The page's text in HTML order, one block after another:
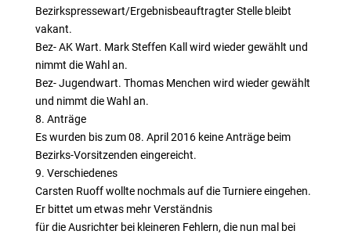
Bezirkspressewart/Ergebnisbeauftragter Stelle bleibt
vakant.
Bez- AK Wart. Mark Steffen Kall wird wieder gewählt und
nimmt die Wahl an.
Bez- Jugendwart. Thomas Menchen wird wieder gewählt
und nimmt die Wahl an.
8. Anträge
Es wurden bis zum 08. April 2016 keine Anträge beim
Bezirks-Vorsitzenden eingereicht.
9. Verschiedenes
Carsten Ruoff wollte nochmals auf die Turniere eingehen.
Er bittet um etwas mehr Verständnis
für die Ausrichter bei kleineren Fehlern, die nun mal bei